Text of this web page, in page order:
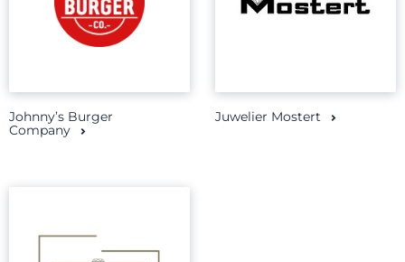
Johnny’s Burger
Company
Juwelier Mostert